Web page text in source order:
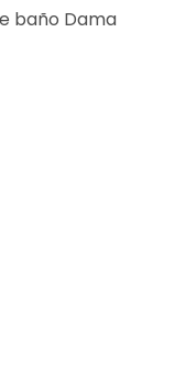
baño Dama